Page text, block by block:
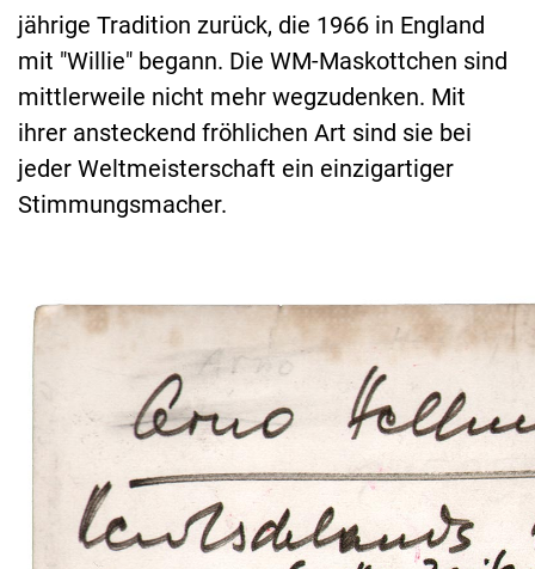
jährige Tradition zurück, die 1966 in England
mit "Willie" begann. Die WM-Maskottchen sind
mittlerweile nicht mehr wegzudenken. Mit
ihrer ansteckend fröhlichen Art sind sie bei
jeder Weltmeisterschaft ein einzigartiger
Stimmungsmacher.